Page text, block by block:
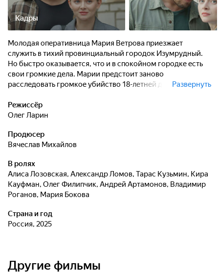
Кадры
Молодая оперативница Мария Ветрова приезжает
служить в тихий провинциальный городок Изумрудный.
Но быстро оказывается, что и в спокойном городке есть
свои громкие дела. Марии предстоит заново
расследовать громкое убийство 18-летней давности, в
мужчину, Дмитрия Рыкова. Погружаясь в дело, Маша
сталкивается с глухой стеной недоверия местных
элиты. Параллельно Машу мучают ночные кошмары,
странным образом переплетающиеся с расследованием.
гораздо мрачнее, чем казалось, и разгадка старого
преступления может изменить не только судьбы
обвиняемых, но и её собственную жизнь.
Развернуть
Режиссёр
Олег Ларин
Продюсер
Вячеслав Михайлов
В ролях
Алиса Лозовская, Александр Ломов, Тарас Кузьмин, Кира
Кауфман, Олег Филипчик, Андрей Артамонов, Владимир
Роганов, Мария Бокова
Страна и год
Россия, 2025
Другие фильмы